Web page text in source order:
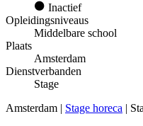
Inactief
Opleidingsniveaus
Middelbare school
Plaats
Amsterdam
Dienstverbanden
Stage
Amsterdam | Stage horeca |